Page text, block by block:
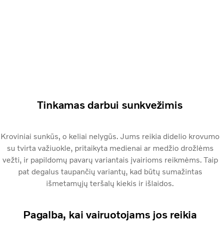
Tinkamas darbui sunkvežimis
Kroviniai sunkūs, o keliai nelygūs. Jums reikia didelio krovumo
su tvirta važiuokle, pritaikyta medienai ar medžio drožlėms
vežti, ir papildomų pavarų variantais įvairioms reikmėms. Taip
pat degalus taupančių variantų, kad būtų sumažintas
išmetamųjų teršalų kiekis ir išlaidos.
Pagalba, kai vairuotojams jos reikia